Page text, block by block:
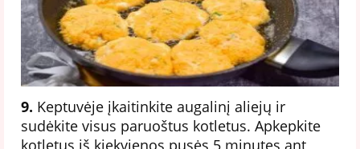
9. Keptuvėje įkaitinkite augalinį aliejų ir
sudėkite visus paruoštus kotletus. Apkepkite
kotletus iš kiekvienos pusės 5 minutes ant